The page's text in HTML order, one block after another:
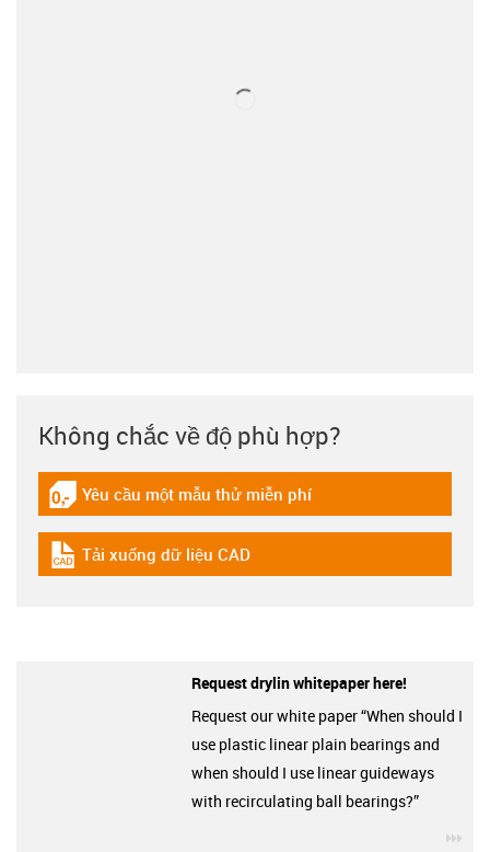
Không chắc về độ phù hợp?
igus-icon-gratismuster
Yêu cầu một mẫu thử miễn phí
igus-icon-cad-dateien
Tải xuống dữ liệu CAD
Request drylin whitepaper here!
Request our white paper “When should I
use plastic linear plain bearings and
when should I use linear guideways
with recirculating ball bearings?”